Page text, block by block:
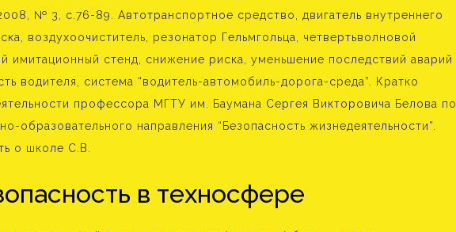
№ 3, с.76-89. Автотранспортное средство, двигатель внутреннего
воздухоочиститель, резонатор Гельмгольца, четвертьволновой
имитационный стенд, снижение риска, уменьшение последствий аварий
водителя, система “водитель-автомобиль-дорога-среда”. Кратко
профессора МГТУ им. Баумана Сергея Викторовича Белова по
образовательного направления “Безопасность жизнедеятельности”.
о школе С.В.
в техносфере